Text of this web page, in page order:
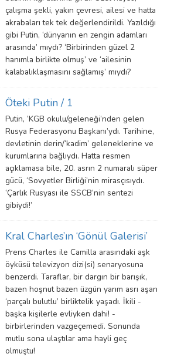
çalışma şekli, yakın çevresi, ailesi ve hatta
akrabaları tek tek değerlendirildi. Yazıldığı
gibi Putin, ‘dünyanın en zengin adamları
arasında’ mıydı? ‘Birbirinden güzel 2
hanımla birlikte olmuş’ ve ‘ailesinin
kalabalıklaşmasını sağlamış’ mıydı?
Öteki Putin / 1
Putin, ‘KGB okulu/geleneği’nden gelen
Rusya Federasyonu Başkanı’ydı. Tarihine,
devletinin derin/‘kadim’ geleneklerine ve
kurumlarına bağlıydı. Hatta resmen
açıklamasa bile, 20. asrın 2 numaralı süper
gücü, ‘Sovyetler Birliği’nin mirasçısıydı.
‘Çarlık Rusyası ile SSCB’nin sentezi
gibiydi!’
Kral Charles’ın ‘Gönül Galerisi’
Prens Charles ile Camilla arasındaki aşk
öyküsü televizyon dizi(si) senaryosuna
benzerdi. Taraflar, bir dargın bir barışık,
bazen hoşnut bazen üzgün yarım asrı aşan
‘parçalı bulutlu’ birliktelik yaşadı. İkili -
başka kişilerle evliyken dahi! -
birbirlerinden vazgeçemedi. Sonunda
mutlu sona ulaştılar ama hayli geç
olmuştu!